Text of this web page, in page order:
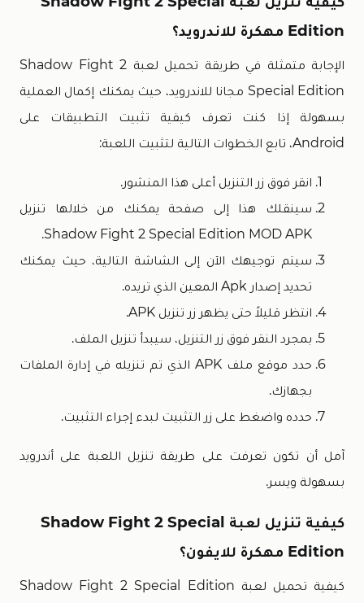
Edition مهكرة للاندرويد؟
الإجابة متمثلة في طريقة تحميل لعبة Shadow Fight 2
Special Edition مجانا للاندرويد، حيث يمكنك إكمال العملية
بسهولة إذا كنت تعرف كيفية تثبيت التطبيقات على
Android، تابع الخطوات التالية لتثبيت اللعبة:
انقر فوق زر التنزيل أعلى هذا المنشور.
سينقلك هذا إلى صفحة يمكنك من خلالها تنزيل
Shadow Fight 2 Special Edition MOD APK.
سيتم توجيهك الآن إلى الشاشة التالية، حيث يمكنك
تحديد إصدار Apk المعين الذي تريده.
انتظر قليلاً حتى يظهر زر تنزيل APK.
بمجرد النقر فوق زر التنزيل، سيبدأ تنزيل الملف.
حدد موقع ملف APK الذي تم تنزيله في إدارة الملفات
بجهازك.
حدده واضغط على زر التثبيت لبدء إجراء التثبيت.
آمل أن تكون تعرفت على طريقة تنزيل اللعبة على أندرويد
بسهولة ويسر.
كيفية تنزيل لعبة Shadow Fight 2 Special
Edition مهكرة للايفون؟
كيفية تحميل لعبة Shadow Fight 2 Special Edition